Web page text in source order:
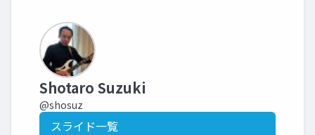
Shotaro Suzuki
@shosuz
スライド一覧